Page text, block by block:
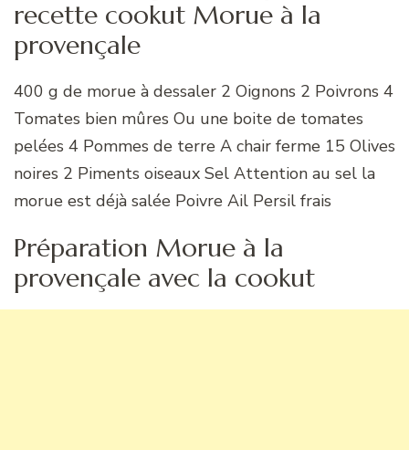
recette cookut Morue à la
provençale
400 g de morue à dessaler 2 Oignons 2 Poivrons 4
Tomates bien mûres Ou une boite de tomates
pelées 4 Pommes de terre A chair ferme 15 Olives
noires 2 Piments oiseaux Sel Attention au sel la
morue est déjà salée Poivre Ail Persil frais
Préparation Morue à la
provençale avec la cookut